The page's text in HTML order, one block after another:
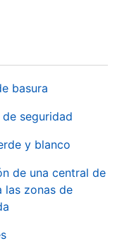
basura
seguridad
y blanco
de una central de
las zonas de